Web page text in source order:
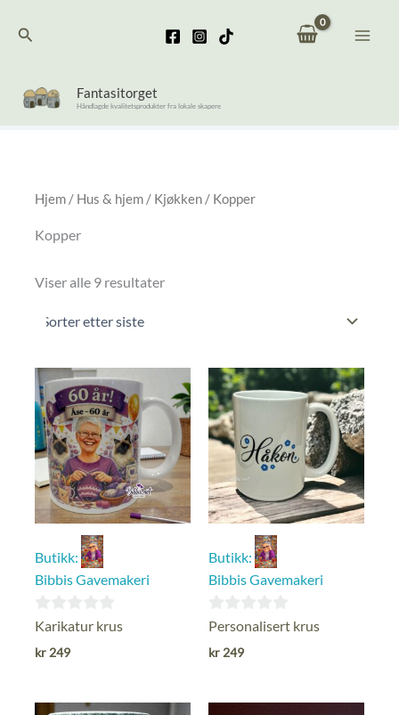
rettSøk
Fantasitorget
Håndlagde kvalitetsprodukter fra lokale skapere
Hjem / Hus & hjem / Kjøkken / Kopper
Kopper
Viser alle 9 resultaterSortert
Butikk:
Bibbis Gavemakeri
0
ut
Karikatur krus
kr 249
Butikk:
Bibbis Gavemakeri
0
ut
Personalisert krus
kr 249